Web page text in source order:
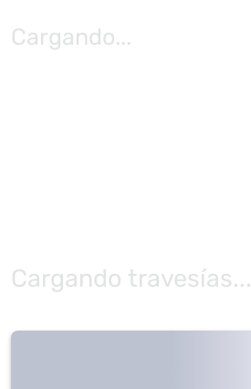
Cargando...
Cargando travesías...